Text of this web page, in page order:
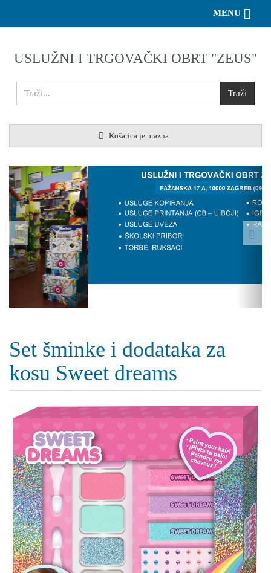
USLUŽNI I TRGOVAČKI OBRT "ZEUS"
Košarica je prazna.
MENU
Previous
Set šminke i dodataka za
kosu Sweet dreams